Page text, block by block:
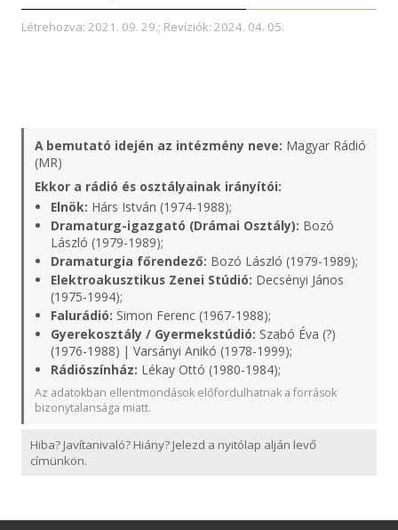
Létrehozva: 2021. 09. 29.; Revíziók: 2024. 04. 05.
A bemutató idején az intézmény neve: Magyar Rádió
(MR)
Ekkor a rádió és osztályainak irányítói:
Elnök: Hárs István (1974-1988);
Dramaturg-igazgató (Drámai Osztály): Bozó
László (1979-1989);
Dramaturgia főrendező: Bozó László (1979-1989);
Elektroakusztikus Zenei Stúdió: Decsényi János
(1975-1994);
Falurádió: Simon Ferenc (1967-1988);
Gyerekosztály / Gyermekstúdió: Szabó Éva (?)
(1976-1988) | Varsányi Anikó (1978-1999);
Rádiószínház: Lékay Ottó (1980-1984);
Az adatokban ellentmondások előfordulhatnak a források
bizonytalansága miatt.
Hiba? Javítanivaló? Hiány? Jelezd a nyitólap alján levő
címünkön.